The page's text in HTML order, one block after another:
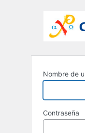
Nombre de
Contraseña